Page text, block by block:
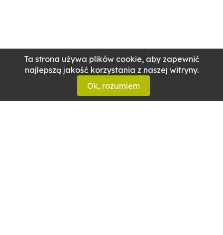
Ta strona używa plików cookie, aby zapewnić
najlepszą jakość korzystania z naszej witryny.
Ok, rozumiem